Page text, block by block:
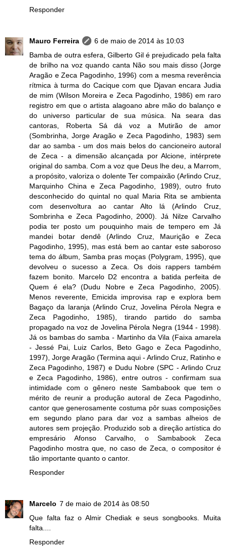
Responder
Mauro Ferreira
6 de maio de 2014 às 10:03
Bamba de outra esfera, Gilberto Gil é prejudicado pela falta
de brilho na voz quando canta Não sou mais disso (Jorge
Aragão e Zeca Pagodinho, 1996) com a mesma reverência
rítmica à turma do Cacique com que Djavan encara Judia
de mim (Wilson Moreira e Zeca Pagodinho, 1986) em raro
registro em que o artista alagoano abre mão do balanço e
do universo particular de sua música. Na seara das
cantoras, Roberta Sá dá voz a Mutirão de amor
(Sombrinha, Jorge Aragão e Zeca Pagodinho, 1983) sem
dar ao samba - um dos mais belos do cancioneiro autoral
de Zeca - a dimensão alcançada por Alcione, intérprete
original do samba. Com a voz que Deus lhe deu, a Marrom,
a propósito, valoriza o dolente Ter compaixão (Arlindo Cruz,
Marquinho China e Zeca Pagodinho, 1989), outro fruto
desconhecido do quintal no qual Maria Rita se ambienta
com desenvoltura ao cantar Alto lá (Arlindo Cruz,
Sombrinha e Zeca Pagodinho, 2000). Já Nilze Carvalho
podia ter posto um pouquinho mais de tempero em Já
mandei botar dendê (Arlindo Cruz, Maurição e Zeca
Pagodinho, 1995), mas está bem ao cantar este saboroso
tema do álbum, Samba pras moças (Polygram, 1995), que
devolveu o sucesso a Zeca. Os dois rappers também
fazem bonito. Marcelo D2 encontra a batida perfeita de
Quem é ela? (Dudu Nobre e Zeca Pagodinho, 2005).
Menos reverente, Emicida improvisa rap e explora bem
Bagaço da laranja (Arlindo Cruz, Jovelina Pérola Negra e
Zeca Pagodinho, 1985), tirando partido do samba
propagado na voz de Jovelina Pérola Negra (1944 - 1998).
Já os bambas do samba - Martinho da Vila (Faixa amarela
- Jessé Pai, Luiz Carlos, Beto Gago e Zeca Pagodinho,
1997), Jorge Aragão (Termina aqui - Arlindo Cruz, Ratinho e
Zeca Pagodinho, 1987) e Dudu Nobre (SPC - Arlindo Cruz
e Zeca Pagodinho, 1986), entre outros - confirmam sua
intimidade com o gênero neste Sambabook que tem o
mérito de reunir a produção autoral de Zeca Pagodinho,
cantor que generosamente costuma pôr suas composições
em segundo plano para dar voz a sambas alheios de
autores sem projeção. Produzido sob a direção artística do
empresário Afonso Carvalho, o Sambabook Zeca
Pagodinho mostra que, no caso de Zeca, o compositor é
tão importante quanto o cantor.
Responder
Marcelo 7 de maio de 2014 às 08:50
Que falta faz o Almir Chediak e seus songbooks. Muita
falta....
Responder